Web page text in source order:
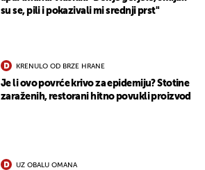
su se, pili i pokazivali mi srednji prst"
KRENULO OD BRZE HRANE
Je li ovo povrće krivo za epidemiju? Stotine
zaraženih, restorani hitno povukli proizvod
UZ OBALU OMANA